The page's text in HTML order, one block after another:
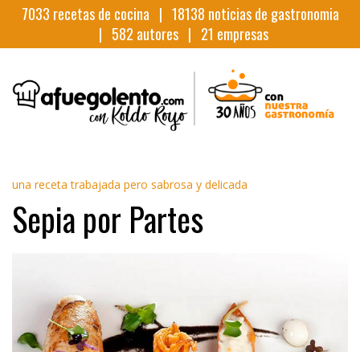
7033 recetas de cocina | 18138 noticias de gastronomia
| 582 autores | 21 empresas
una receta trabajada pero sabrosa y delicada
Sepia por Partes